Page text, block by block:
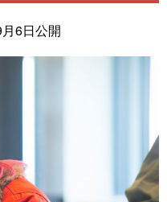
6日公開